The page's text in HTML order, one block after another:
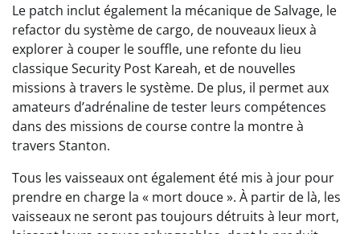
Le patch inclut également la mécanique de Salvage, le
refactor du système de cargo, de nouveaux lieux à
explorer à couper le souffle, une refonte du lieu
classique Security Post Kareah, et de nouvelles
missions à travers le système. De plus, il permet aux
amateurs d’adrénaline de tester leurs compétences
dans des missions de course contre la montre à
travers Stanton.
Tous les vaisseaux ont également été mis à jour pour
prendre en charge la « mort douce ». À partir de là, les
vaisseaux ne seront pas toujours détruits à leur mort,